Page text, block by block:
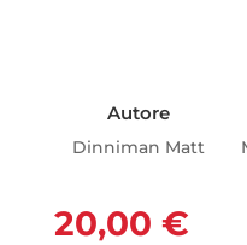
Autore
Dinniman Matt
20,00 €